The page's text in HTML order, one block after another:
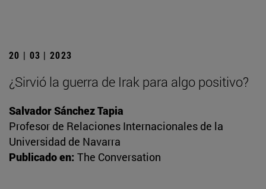
20 | 03 | 2023
¿Sirvió la guerra de Irak para algo positivo?
Salvador Sánchez Tapia
Profesor de Relaciones Internacionales de la
Universidad de Navarra
Publicado en: The Conversation